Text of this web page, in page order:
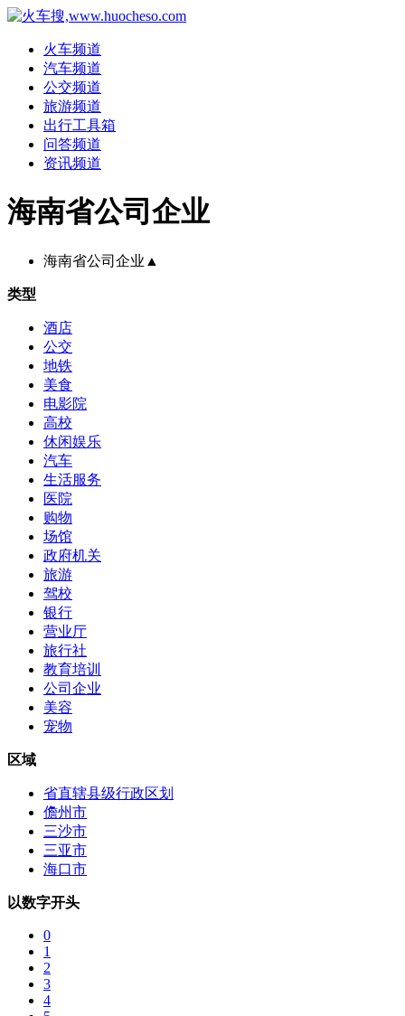
火车频道
汽车频道
公交频道
旅游频道
出行工具箱
问答频道
资讯频道
海南省公司企业
海南省公司企业 ▲
类型
酒店
公交
地铁
美食
电影院
高校
休闲娱乐
汽车
生活服务
医院
购物
场馆
政府机关
旅游
驾校
银行
营业厅
旅行社
教育培训
公司企业
美容
宠物
区域
省直辖县级行政区划
儋州市
三沙市
三亚市
海口市
以数字开头
0
1
2
3
4